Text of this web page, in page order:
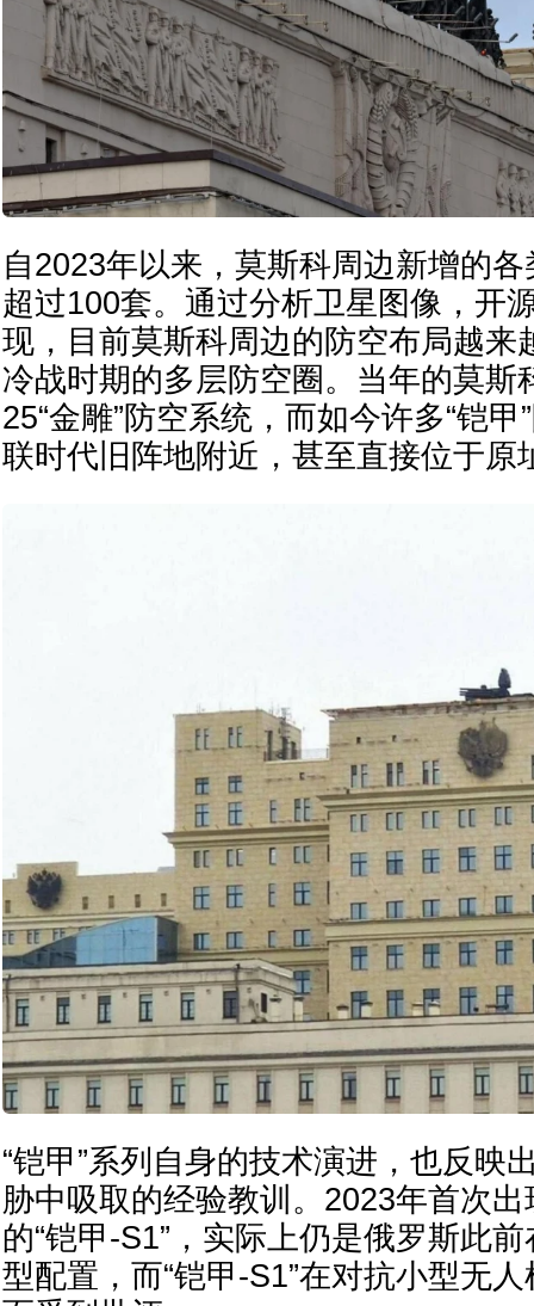
自2023年以来，莫斯科周边新增的
超过100套。通过分析卫星图像，开
现，目前莫斯科周边的防空布局越来
冷战时期的多层防空圈。当年的莫斯
25“金雕”防空系统，而如今许多“铠
联时代旧阵地附近，甚至直接位于原
“铠甲”系列自身的技术演进，也反映
胁中吸取的经验教训。2023年首次
的“铠甲-S1”，实际上仍是俄罗斯此
型配置，而“铠甲-S1”在对抗小型无